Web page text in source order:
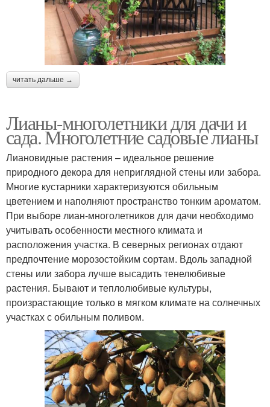
читать дальше →
Лианы-многолетники для дачи и
сада. Многолетние садовые лианы
Лиановидные растения – идеальное решение
природного декора для неприглядной стены или забора.
Многие кустарники характеризуются обильным
цветением и наполняют пространство тонким ароматом.
При выборе лиан-многолетников для дачи необходимо
учитывать особенности местного климата и
расположения участка. В северных регионах отдают
предпочтение морозостойким сортам. Вдоль западной
стены или забора лучше высадить тенелюбивые
растения. Бывают и теплолюбивые культуры,
произрастающие только в мягком климате на солнечных
участках с обильным поливом.